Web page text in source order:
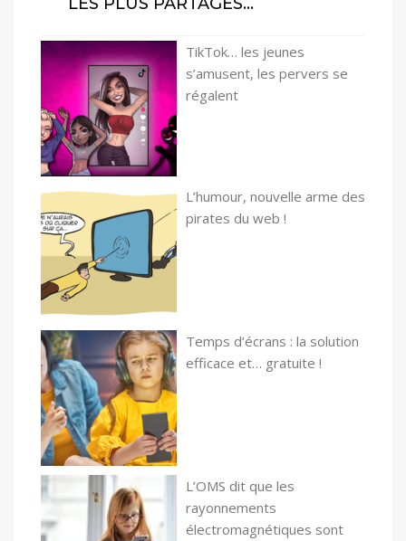
TikTok… les jeunes
s’amusent, les pervers se
régalent
L’humour, nouvelle arme des
pirates du web !
Temps d’écrans : la solution
efficace et… gratuite !
L’OMS dit que les
rayonnements
électromagnétiques sont